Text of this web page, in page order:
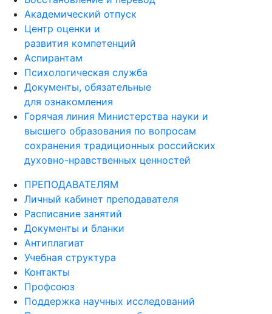
Академический отпуск
Центр оценки и
развития компетенций
Аспирантам
Психологическая служба
Документы, обязательные
для ознакомления
Горячая линия Министерства науки и
высшего образования по вопросам
сохранения традиционных российских
духовно-нравственных ценностей
ПРЕПОДАВАТЕЛЯМ
Личный кабинет преподавателя
Расписание занятий
Документы и бланки
Антиплагиат
Учебная структура
Контакты
Профсоюз
Поддержка научных исследований